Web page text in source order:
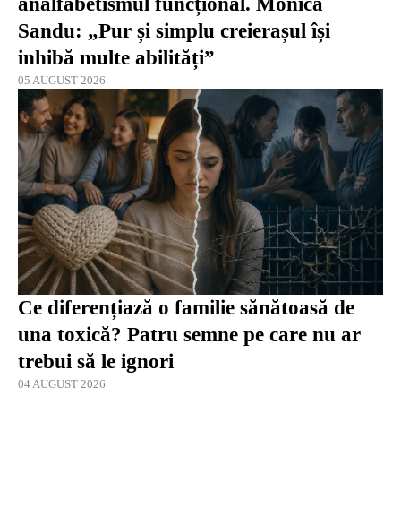
Sandu: „Pur și simplu creierașul își
inhibă multe abilități”
05 AUGUST 2026
Ce diferențiază o familie sănătoasă de
una toxică? Patru semne pe care nu ar
trebui să le ignori
04 AUGUST 2026